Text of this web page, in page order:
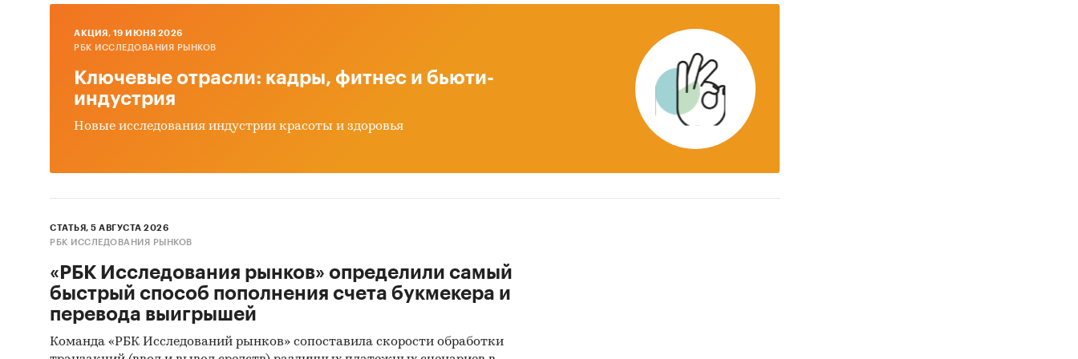
дополнительных детализаций.
При подготовке обзора используется официальная
Федеральная служба государственной статистики
показатели торговли кофемашинами для предприятий
общественного питания
оценки экспертов рынка промышленных товаров
AКЦИЯ, 19 ИЮНЯ 2026
РБК ИССЛЕДОВАНИЯ РЫНКОВ
Ключевые отрасли: кадры, фитнес и бьюти-
индустрия
Новые исследования индустрии красоты и здоровья
СТАТЬЯ, 5 АВГУСТА 2026
РБК ИССЛЕДОВАНИЯ РЫНКОВ
«РБК Исследования рынков» определили самый
быстрый способ пополнения счета букмекера и
перевода выигрышей
Команда «РБК Исследований рынков» сопоставила скорости обработки